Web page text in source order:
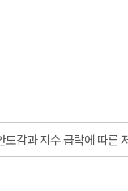
감과 지수 급락에 따른